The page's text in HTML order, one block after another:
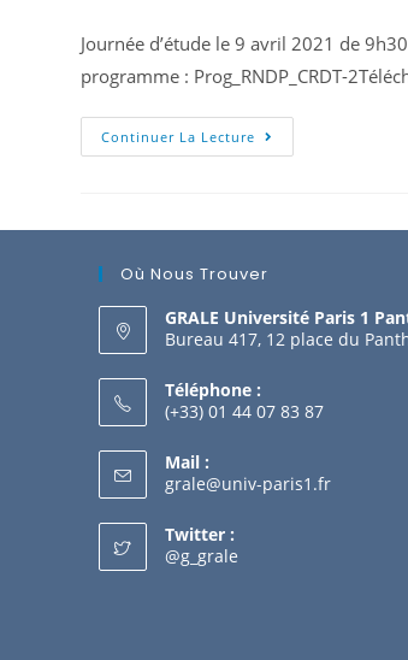
Journée d’étude le 9 avril 2021 de
programme : Prog_RNDP_CRDT-
Continuer La Lecture
Où Nous Trouver
GRALE Université Paris 1
Bureau 417, 12 place du
Téléphone :
(+33) 01 44 07 83 87
Mail :
grale@univ-paris1.fr
Twitter :
@g_grale